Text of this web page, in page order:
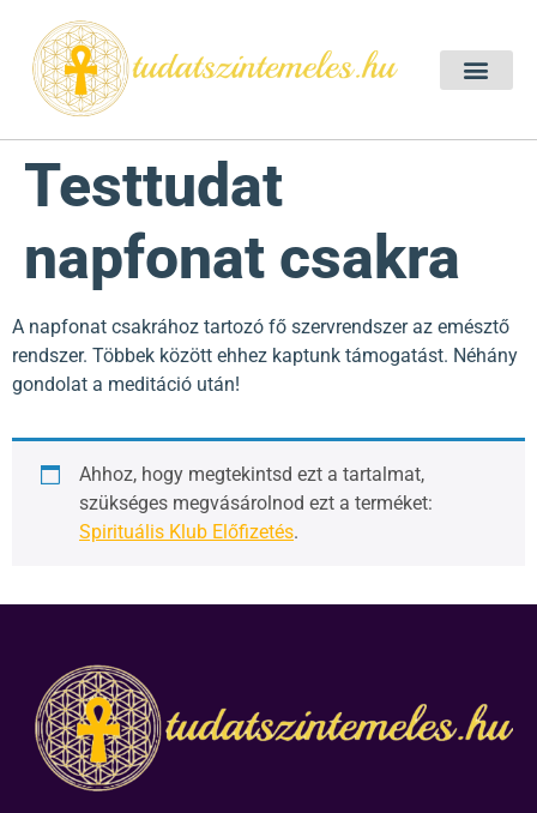
Testtudat
napfonat csakra
A napfonat csakrához tartozó fő szervrendszer az emésztő
rendszer. Többek között ehhez kaptunk támogatást. Néhány
gondolat a meditáció után!
Ahhoz, hogy megtekintsd ezt a tartalmat,
szükséges megvásárolnod ezt a terméket:
Spirituális Klub Előfizetés.